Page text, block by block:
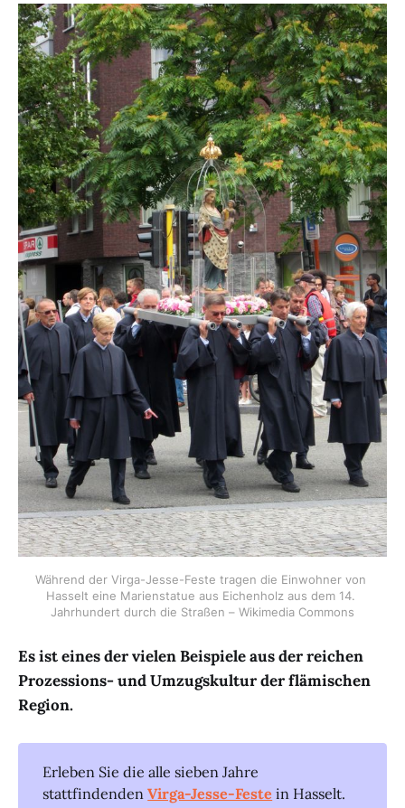
Während der Virga-Jesse-Feste tragen die Einwohner von
Hasselt eine Marienstatue aus Eichenholz aus dem 14.
Jahrhundert durch die Straßen – Wikimedia Commons
Es ist eines der vielen Beispiele aus der reichen
Prozessions- und Umzugskultur der flämischen
Region.
Erleben Sie die alle sieben Jahre
stattfindendenVirga-Jesse-Feste in Hasselt.